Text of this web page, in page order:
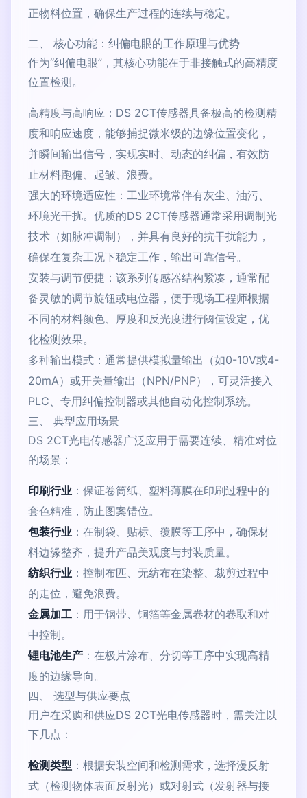
正物料位置，确保生产过程的连续与稳定。
二、 核心功能：纠偏电眼的工作原理与优势
作为“纠偏电眼”，其核心功能在于非接触式的高精度
位置检测。
高精度与高响应：DS 2CT传感器具备极高的检测精
度和响应速度，能够捕捉微米级的边缘位置变化，
并瞬间输出信号，实现实时、动态的纠偏，有效防
止材料跑偏、起皱、浪费。
强大的环境适应性：工业环境常伴有灰尘、油污、
环境光干扰。优质的DS 2CT传感器通常采用调制光
技术（如脉冲调制），并具有良好的抗干扰能力，
确保在复杂工况下稳定工作，输出可靠信号。
安装与调节便捷：该系列传感器结构紧凑，通常配
备灵敏的调节旋钮或电位器，便于现场工程师根据
不同的材料颜色、厚度和反光度进行阈值设定，优
化检测效果。
多种输出模式：通常提供模拟量输出（如0-10V或4-
20mA）或开关量输出（NPN/PNP），可灵活接入
PLC、专用纠偏控制器或其他自动化控制系统。
三、 典型应用场景
DS 2CT光电传感器广泛应用于需要连续、精准对位
的场景：
印刷行业 ：保证卷筒纸、塑料薄膜在印刷过程中的
套色精准，防止图案错位。
包装行业 ：在制袋、贴标、覆膜等工序中，确保材
料边缘整齐，提升产品美观度与封装质量。
纺织行业 ：控制布匹、无纺布在染整、裁剪过程中
的走位，避免浪费。
金属加工 ：用于钢带、铜箔等金属卷材的卷取和对
中控制。
锂电池生产 ：在极片涂布、分切等工序中实现高精
度的边缘导向。
四、 选型与供应要点
用户在采购和供应DS 2CT光电传感器时，需关注以
下几点：
检测类型 ：根据安装空间和检测需求，选择漫反射
式（检测物体表面反射光）或对射式（发射器与接